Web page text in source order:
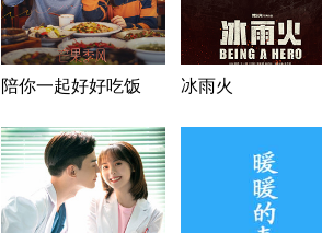
陪你一起好好吃饭 冰雨火